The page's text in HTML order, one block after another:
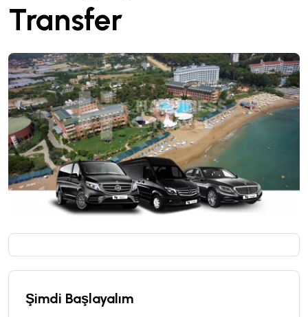
Transfer
Şimdi Başlayalım